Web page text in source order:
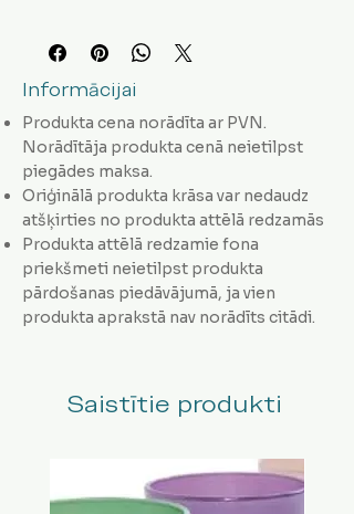
Informācijai
Produkta cena norādīta ar PVN.
Norādītāja produkta cenā neietilpst
piegādes maksa.
Oriģinālā produkta krāsa var nedaudz
atšķirties no produkta attēlā redzamās
Produkta attēlā redzamie fona
priekšmeti neietilpst produkta
pārdošanas piedāvājumā, ja vien
produkta aprakstā nav norādīts citādi.
Saistītie produkti